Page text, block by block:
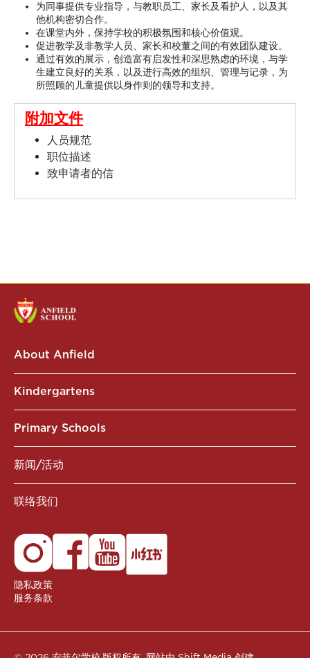
为同事提供专业指导，与教职员工、家长及看护人，以及其
他机构密切合作。
在课堂内外，保持学校的积极氛围和核心价值观。
促进教学及非教学人员、家长和校董之间的有效团队建设。
通过有效的展示，创造富有启发性和深思熟虑的环境，与学
生建立良好的关系，以及进行高效的组织、管理与记录，为
所照顾的儿童提供以身作则的领导和支持。
附加文件
人员规范
职位描述
致申请者的信
About Anfield
Kindergartens
Primary Schools
新闻/活动
联络我们
隐私政策
服务条款